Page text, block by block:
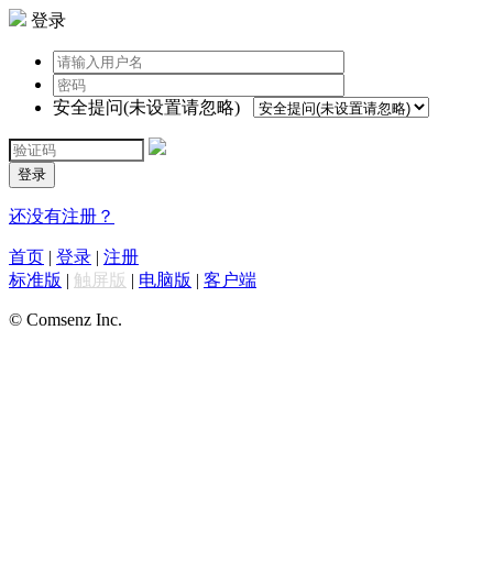
登录
安全提问(未设置请忽略)
登录
还没有注册？
首页 | 登录 | 注册
标准版 | 触屏版 | 电脑版 | 客户端
© Comsenz Inc.